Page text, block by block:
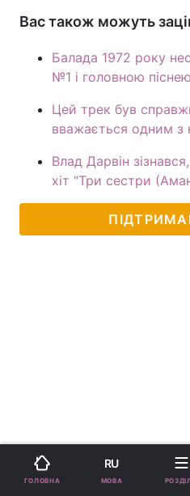
Вас також можуть
Балада 1972 року
№1 і головною
Цей трек був
вважається одним з
Влад Дарвін
хіт "Три сестри
ГОЛОВНА
RU
МОВА